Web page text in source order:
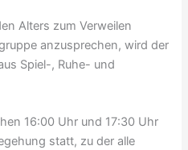
Alters zum Verweilen
anzusprechen, wird der
Spiel-, Ruhe- und
16:00 Uhr und 17:30 Uhr
statt, zu der alle